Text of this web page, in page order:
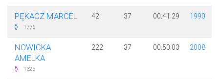
PĘKACZ MARCEL
1776
42 37 00:41:29 1990
NOWICKA
AMELKA
1325
222 37 00:50:03 2008